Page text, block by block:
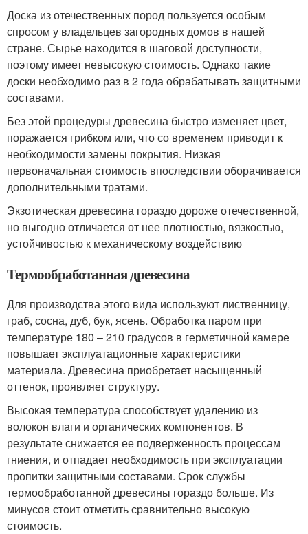
Доска из отечественных пород пользуется особым
спросом у владельцев загородных домов в нашей
стране. Сырье находится в шаговой доступности,
поэтому имеет невысокую стоимость. Однако такие
доски необходимо раз в 2 года обрабатывать защитными
составами.
Без этой процедуры древесина быстро изменяет цвет,
поражается грибком или, что со временем приводит к
необходимости замены покрытия. Низкая
первоначальная стоимость впоследствии оборачивается
дополнительными тратами.
Экзотическая древесина гораздо дороже отечественной,
но выгодно отличается от нее плотностью, вязкостью,
устойчивостью к механическому воздействию
Термообработанная древесина
Для производства этого вида используют лиственницу,
граб, сосна, дуб, бук, ясень. Обработка паром при
температуре 180 – 210 градусов в герметичной камере
повышает эксплуатационные характеристики
материала. Древесина приобретает насыщенный
оттенок, проявляет структуру.
Высокая температура способствует удалению из
волокон влаги и органических компонентов. В
результате снижается ее подверженность процессам
гниения, и отпадает необходимость при эксплуатации
пропитки защитными составами. Срок службы
термообработанной древесины гораздо больше. Из
минусов стоит отметить сравнительно высокую
стоимость.